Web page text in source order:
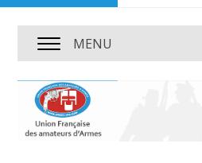
MENU